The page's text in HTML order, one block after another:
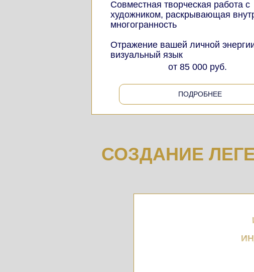
СОЗДАНИЕ
Совместная творческая работа с
художником, раскрывающая
многогранность
Отражение вашей личной
визуальный язык
от 85 000 руб.
ПОДРОБНЕЕ